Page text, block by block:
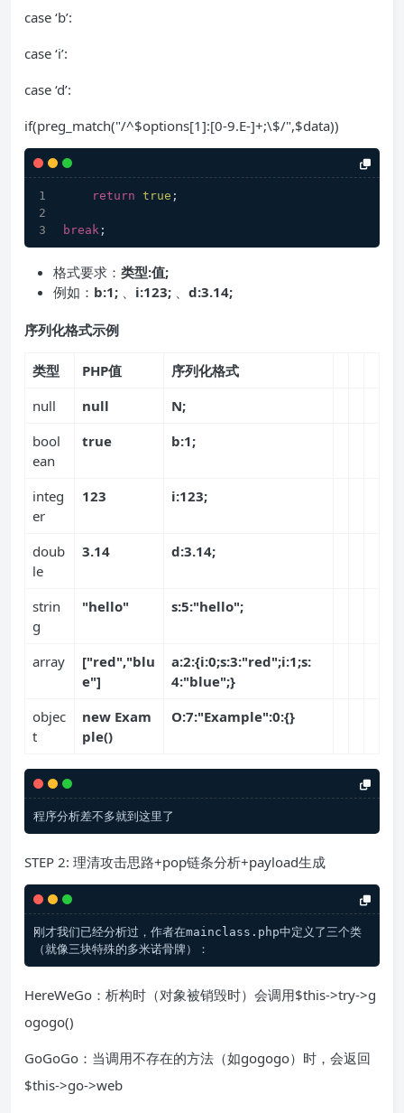
case ‘b’:
case ‘i’:
case ‘d’:
if(preg_match("/^$options[1]:[0-9.E-]+;\$/",$data))
return true ;
break ;
格式要求： 类型:值;
例如：​ b:1; ​、​ i:123; ​、 d:3.14;
序列化格式示例
类型 PHP值
序列化格式
null
null
N;
bool
ean
true b:1;
integ
er
123 i:123;
doub
le
3.14 d:3.14;
strin
g
"hello" s:5:"hello";
array
["red","blu
e"]
a:2:{i:0;s:3:"red";i:1;s:
4:"blue";}
objec
t
new Exam
ple()
O:7:"Example":0:{}
STEP 2: 理清攻击思路+pop链条分析+payload生成
刚才我们已经分析过，作者在mainclass.php中定义了三个类
HereWeGo：析构时（对象被销毁时）会调用$this->try->g
ogogo()
GoGoGo：当调用不存在的方法（如gogogo）时，会返回
$this->go->web